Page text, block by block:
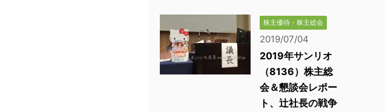
株主優待・株主総会
2019/07/04
2019年サンリオ
（8136）株主総
会＆懇談会レポー
ト、辻社長の戦争